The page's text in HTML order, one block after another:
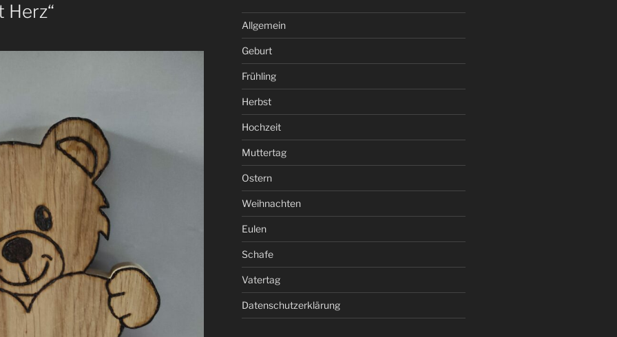
Herz“
Allgemein
Geburt
Frühling
Herbst
Hochzeit
Muttertag
Ostern
Weihnachten
Eulen
Schafe
Vatertag
Datenschutzerklärung